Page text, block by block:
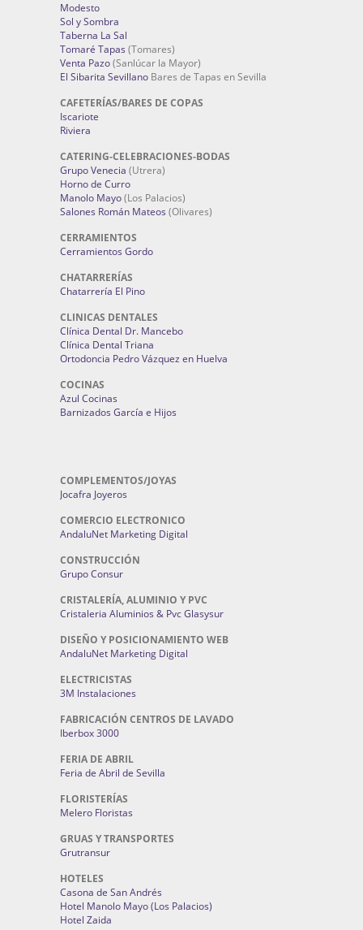
Modesto
Sol y Sombra
Taberna La Sal
Tomaré Tapas (Tomares)
Venta Pazo(Sanlúcar la Mayor)
El Sibarita Sevillano Bares de Tapas en Sevilla
CAFETERÍAS/BARES DE COPAS
Iscariote
Riviera
CATERING-CELEBRACIONES-BODAS
Grupo Venecia (Utrera)
Horno de Curro
Manolo Mayo(Los Palacios)
Salones Román Mateos (Olivares)
CERRAMIENTOS
Cerramientos Gordo
CHATARRERÍAS
Chatarrería El Pino
CLINICAS DENTALES
Clínica Dental Dr. Mancebo
Clínica Dental Triana
Ortodoncia Pedro Vázquez en Huelva
COCINAS
Azul Cocinas
Barnizados García e Hijos
COMPLEMENTOS/JOYAS
Jocafra Joyeros
COMERCIO ELECTRONICO
AndaluNet Marketing Digital
CONSTRUCCIÓN
Grupo Consur
CRISTALERÍA, ALUMINIO Y PVC
Cristaleria Aluminios & Pvc Glasysur
DISEÑO Y POSICIONAMIENTO WEB
AndaluNet Marketing Digital
ELECTRICISTAS
3M Instalaciones
FABRICACIÓN CENTROS DE LAVADO
Iberbox 3000
FERIA DE ABRIL
Feria de Abril de Sevilla
FLORISTERÍAS
Melero Floristas
GRUAS Y TRANSPORTES
Grutransur
HOTELES
Casona de San Andrés
Hotel Manolo Mayo (Los Palacios)
Hotel Zaida